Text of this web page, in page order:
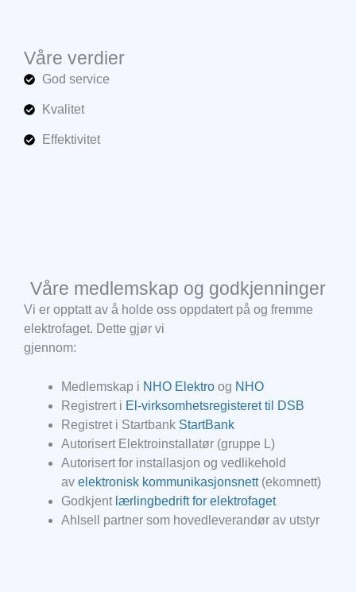
Våre verdier
God service
Kvalitet
Effektivitet
Våre medlemskap og godkjenninger
Vi er opptatt av å holde oss oppdatert på og fremme
elektrofaget. Dette gjør vi
gjennom:
Medlemskap i NHO Elektro og NHO
Registrert i El-virksomhetsregisteret til DSB
Registret i Startbank StartBank
Autorisert Elektroinstallatør (gruppe L)
Autorisert for installasjon og vedlikehold
av elektronisk kommunikasjonsnett(ekomnett)
Godkjent lærlingbedrift for elektrofaget
Ahlsell partner som hovedleverandør av utstyr